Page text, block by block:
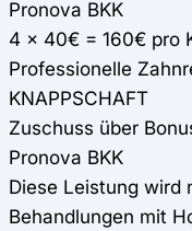
Pronova BKK
4 x 40€ = 160€ pro
Professionelle
KNAPPSCHAFT
Zuschuss über
Pronova BKK
Diese Leistung wird
Behandlungen mit